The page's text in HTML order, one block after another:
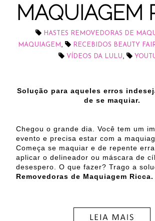
MAQUIAGEM
HASTES REMOVEDORAS DE
MAQUIAGEM , RECEBIDOS BEAUTY
VÍDEOS DA LULU,
Solução para aqueles erros
de se maquiar.
Chegou o grande dia. Você tem um
evento e precisa estar com a
Começa se maquiar e de repente
aplicar o delineador ou máscara de
desespero. O que fazer? Trago a
Removedoras de Maquiagem Ricca.